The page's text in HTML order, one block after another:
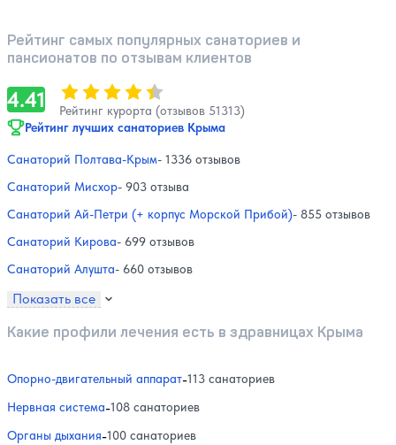
Рейтинг самых популярных санаториев и
пансионатов по отзывам клиентов
4.41 Оценка, количество звезд:
Рейтинг курорта (отзывов 51313)
Рейтинг лучших санаториев Крыма
Санаторий Полтава-Крым- 1336 отзывов
Санаторий Мисхор- 903 отзыва
Санаторий Ай-Петри (+ корпус Морской Прибой)- 855 отзывов
Санаторий Кирова- 699 отзывов
Санаторий Алушта- 660 отзывов
Показать все
Какие профили лечения есть в здравницах Крыма
Опорно-двигательный аппарат-113 санаториев
Нервная система-108 санаториев
Органы дыхания-100 санаториев